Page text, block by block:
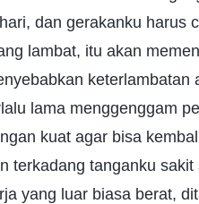
dan gerakanku harus
lambat, itu akan
keterlambatan
lama menggenggam
kuat agar bisa
terkadang tanganku
yang luar biasa berat,